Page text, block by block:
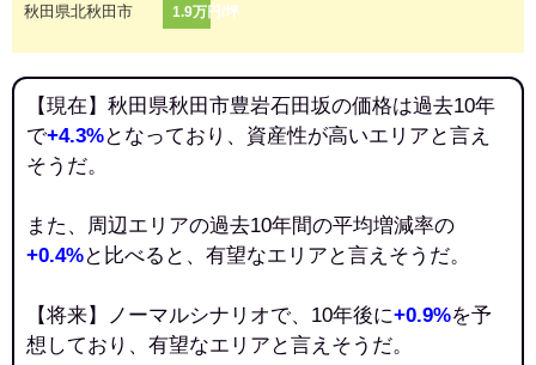
秋田県北秋田市 1.9万円/坪
【現在】秋田県秋田市豊岩石田坂の価格は過去10年
で+4.3%となっており、資産性が高いエリアと言え
そうだ。
また、周辺エリアの過去10年間の平均増減率の
+0.4%と比べると、有望なエリアと言えそうだ。
【将来】ノーマルシナリオで、10年後に+0.9%を予
想しており、有望なエリアと言えそうだ。